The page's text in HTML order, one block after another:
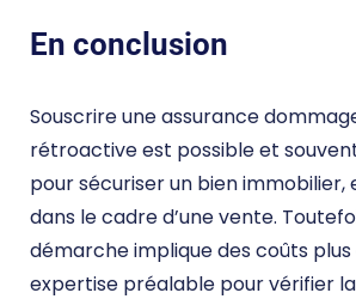
En conclusion
Souscrire une assurance
rétroactive est possible et
pour sécuriser un bien immobilier,
dans le cadre d’une vente.
démarche implique des coûts
expertise préalable pour vérifier